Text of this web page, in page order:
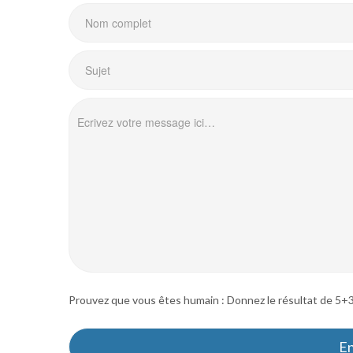
Prouvez que vous êtes humain : Donnez le résultat de